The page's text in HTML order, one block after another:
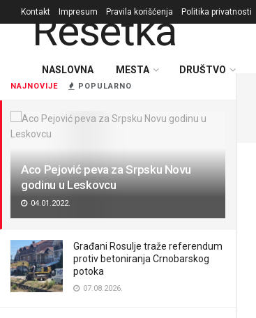
NAJNOVIJE POPULARNO
Aco Pejović peva za Srpsku Novu
godinu u Leskovcu
04.01.2022.
Građani Rosulje traže referendum
protiv betoniranja Crnobarskog
potoka
07.08.2026.
Kontakt Impresum Pravila korišćenja Politika privatnosti
NASLOVNA MESTA DRUŠTVO